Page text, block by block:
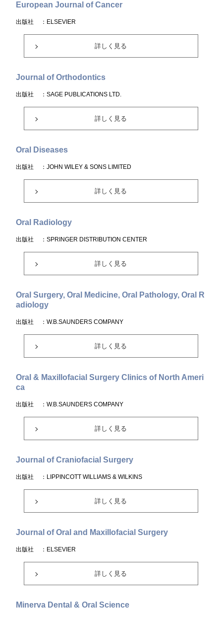
European Journal of Cancer
出版社 ：ELSEVIER
詳しく見る
Journal of Orthodontics
出版社 ：SAGE PUBLICATIONS LTD.
詳しく見る
Oral Diseases
出版社 ：JOHN WILEY & SONS LIMITED
詳しく見る
Oral Radiology
出版社 ：SPRINGER DISTRIBUTION CENTER
詳しく見る
Oral Surgery, Oral Medicine, Oral Pathology, Oral R
adiology
出版社 ：W.B.SAUNDERS COMPANY
詳しく見る
Oral & Maxillofacial Surgery Clinics of North Ameri
ca
出版社 ：W.B.SAUNDERS COMPANY
詳しく見る
Journal of Craniofacial Surgery
出版社 ：LIPPINCOTT WILLIAMS & WILKINS
詳しく見る
Journal of Oral and Maxillofacial Surgery
出版社 ：ELSEVIER
詳しく見る
Minerva Dental & Oral Science